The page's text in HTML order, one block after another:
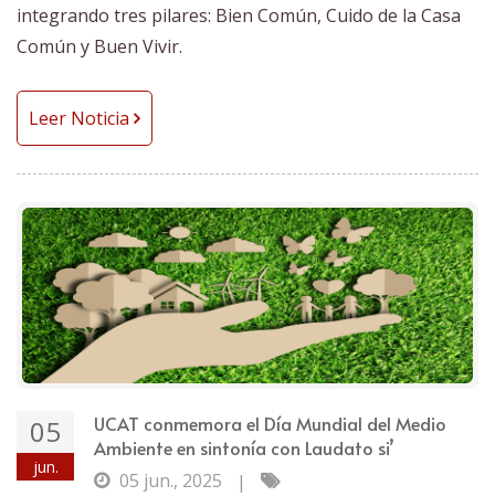
integrando tres pilares: Bien Común, Cuido de la Casa
Común y Buen Vivir.
Leer Noticia
05
jun.
UCAT conmemora el Día Mundial del Medio
Ambiente en sintonía con Laudato si’
05 jun., 2025
|